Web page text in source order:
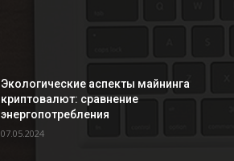
Экологические аспекты майнинга
криптовалют: сравнение
энергопотребления
07.05.2024